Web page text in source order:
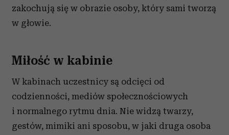
zakochują się w obrazie osoby, który sami tworzą
w głowie.
Miłość w kabinie
W kabinach uczestnicy są odcięci od
codzienności, mediów społecznościowych
i normalnego rytmu dnia. Nie widzą twarzy,
gestów, mimiki ani sposobu, w jaki druga osoba